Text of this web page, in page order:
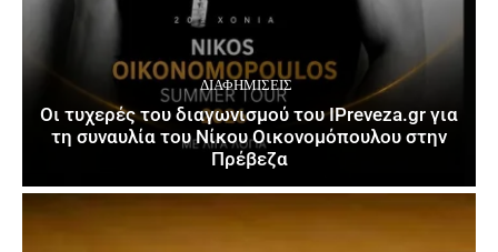
ΔΙΑΦΗΜΊΣΕΙΣ
Οι τυχερές του διαγωνισμού του IPreveza.gr για
τη συναυλία του Νίκου Οικονομόπουλου στην
Πρέβεζα